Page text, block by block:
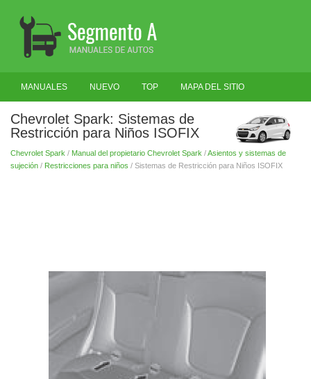
MANUALES NUEVO TOP MAPA DEL SITIO
BUSCAR
Chevrolet Spark: Sistemas de
Restricción para Niños ISOFIX
Chevrolet Spark / Manual del propietario Chevrolet Spark /Asientos y sistemas de
sujeción / Restricciones para niños / Sistemas de Restricción para Niños ISOFIX